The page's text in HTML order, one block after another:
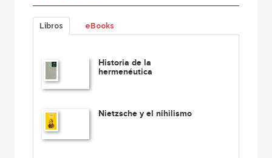
Traductor
Traductora
Libros eBooks
Historia de la
hermenéutica
Nietzsche y el nihilismo